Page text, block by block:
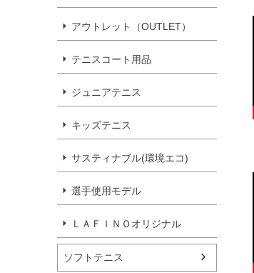
アウトレット（OUTLET）
テニスコート用品
ジュニアテニス
キッズテニス
サスティナブル(環境エコ)
選手使用モデル
ＬＡＦＩＮＯオリジナル
ソフトテニス